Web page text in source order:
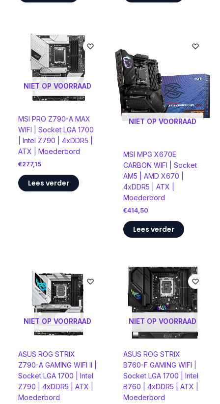
NIET OP VOORRAAD
MSI PRO Z790-A MAX
WIFI | Socket LGA 1700
| Intel Z790 | 4xDDR5 |
ATX | Moederbord
€277,15
Lees verder
NIET OP VOORRAAD
MSI MPG X670E
CARBON WIFI | Socket
AM5 | AMD X670 |
4xDDR5 | ATX |
Moederbord
€414,50
Lees verder
NIET OP VOORRAAD
ASUS ROG STRIX
Z790-A GAMING WIFI II |
Socket LGA 1700 | Intel
Z790 | 4xDDR5 | ATX |
Moederbord
NIET OP VOORRAAD
ASUS ROG STRIX
B760-F GAMING WIFI |
Socket LGA 1700 | Intel
B760 | 4xDDR5 | ATX |
Moederbord